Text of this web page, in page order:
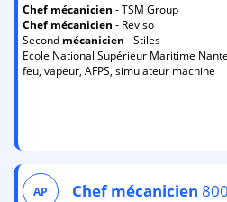
Chef mécanicien - TSM Group
Chef mécanicien - Reviso
Second mécanicien - Stiles
Ecole National Supérieur Maritime
feu, vapeur, AFPS, simulateur machine
AP Chef mécanicien